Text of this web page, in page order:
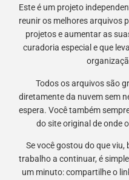
Este é um projeto
reunir os melhores arquivos
projetos e aumentar as
curadoria especial e que
Todos os arquivos são
diretamente da nuvem sem
espera. Você também
do site original de onde
Se você gostou do que
trabalho a continuar, é
um minuto: compartilhe o